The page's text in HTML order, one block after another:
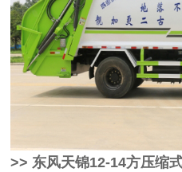
>> 东风天锦12-14方压缩